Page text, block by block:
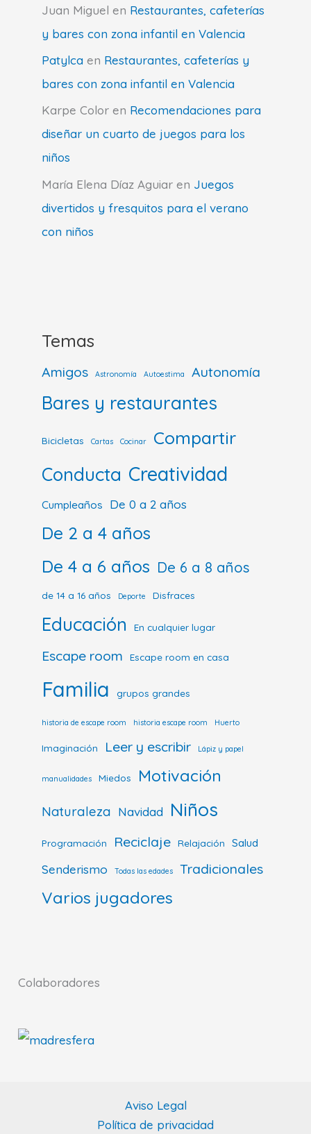
Juan Miguel en Restaurantes, cafeterías
y bares con zona infantil en Valencia
Patylca en Restaurantes, cafeterías y
bares con zona infantil en Valencia
Karpe Color en Recomendaciones para
diseñar un cuarto de juegos para los
niños
María Elena Díaz Aguiar en Juegos
divertidos y fresquitos para el verano
con niños
Temas
Amigos Astronomía Autoestima Autonomía
Bares y restaurantes
Bicicletas Cartas Cocinar Compartir
Conducta Creatividad
Cumpleaños De 0 a 2 años
De 2 a 4 años
De 4 a 6 años De 6 a 8 años
de 14 a 16 años Deporte Disfraces
Educación En cualquier lugar
Escape room Escape room en casa
Familia grupos grandes
historia de escape room historia escape room Huerto
Imaginación Leer y escribir Lápiz y papel
manualidades Miedos Motivación
Naturaleza Navidad Niños
Programación Reciclaje Relajación Salud
Senderismo Todas las edades Tradicionales
Varios jugadores
Colaboradores
Aviso Legal
Política de privacidad